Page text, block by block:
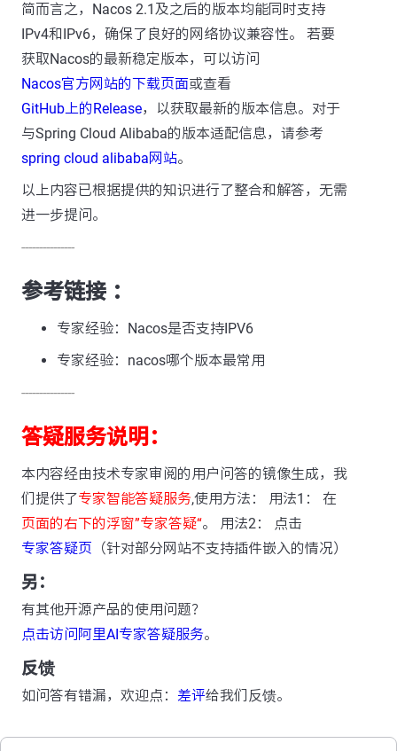
简而言之，Nacos 2.1及之后的版本均能同时支持
IPv4和IPv6，确保了良好的网络协议兼容性。 若要
获取Nacos的最新稳定版本，可以访问
Nacos官方网站的下载页面或查看
GitHub上的Release，以获取最新的版本信息。对于
与Spring Cloud Alibaba的版本适配信息，请参考
spring cloud alibaba网站。
以上内容已根据提供的知识进行了整合和解答，无需
进一步提问。
---------------
参考链接 ：
专家经验：Nacos是否支持IPV6
专家经验：nacos哪个版本最常用
---------------
答疑服务说明：
本内容经由技术专家审阅的用户问答的镜像生成，我
们提供了专家智能答疑服务,使用方法： 用法1： 在
页面的右下的浮窗”专家答疑“。 用法2： 点击
专家答疑页 （针对部分网站不支持插件嵌入的情况）
另：
有其他开源产品的使用问题？
点击访问阿里AI专家答疑服务。
反馈
如问答有错漏，欢迎点： 差评给我们反馈。